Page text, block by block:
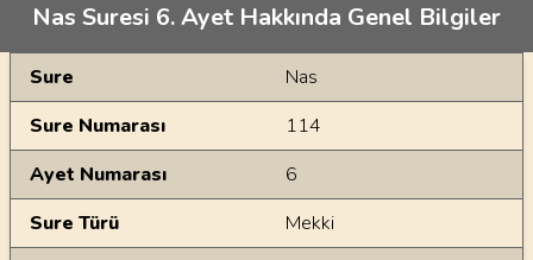
Nas Suresi 6. Ayet Hakkında Genel Bilgiler
Genel Bilgiler
Sure
Nas
Sure Numarası
114
Ayet Numarası
6
Sure Türü
Mekki